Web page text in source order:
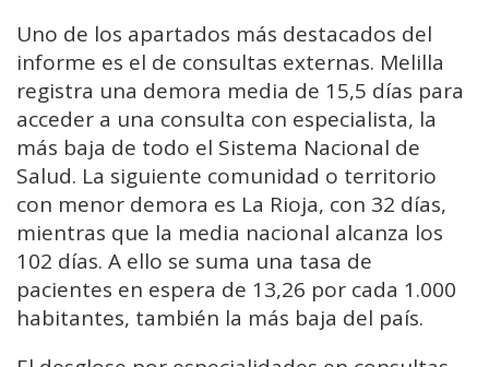
Uno de los apartados más destacados del
informe es el de consultas externas. Melilla
registra una demora media de 15,5 días para
acceder a una consulta con especialista, la
más baja de todo el Sistema Nacional de
Salud. La siguiente comunidad o territorio
con menor demora es La Rioja, con 32 días,
mientras que la media nacional alcanza los
102 días. A ello se suma una tasa de
pacientes en espera de 13,26 por cada 1.000
habitantes, también la más baja del país.